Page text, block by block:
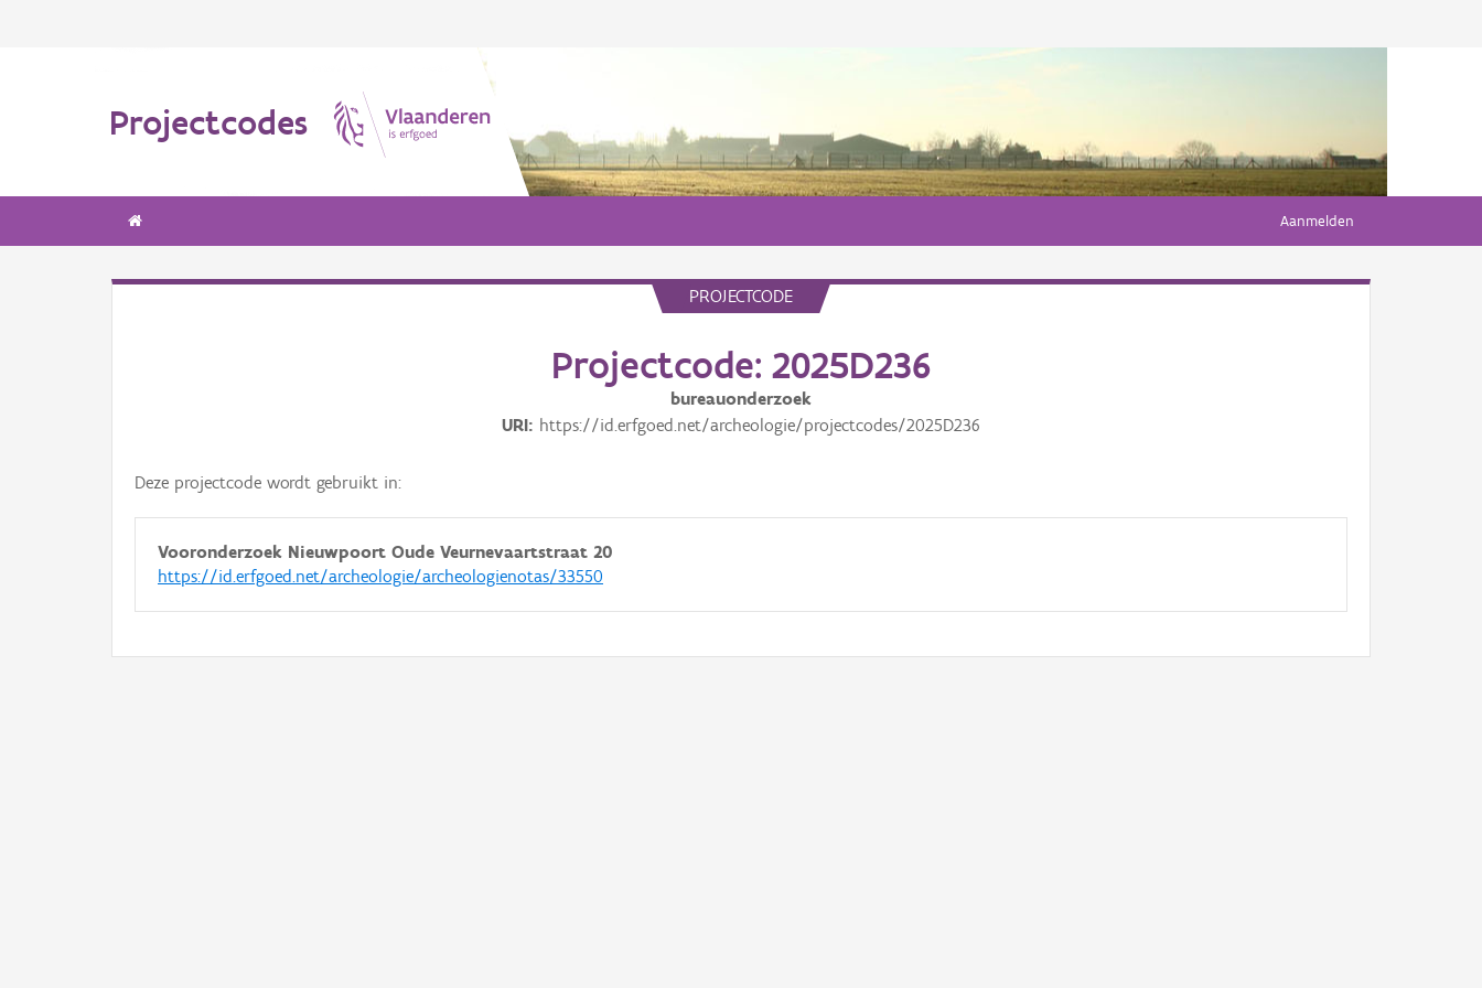
Projectcodes
Aanmelden
PROJECTCODE
Projectcode: 2025D236
bureauonderzoek
URI https://id.erfgoed.net/archeologie/projectcodes/2025D236
Deze projectcode wordt gebruikt in:
Vooronderzoek Nieuwpoort Oude Veurnevaartstraat 20
https://id.erfgoed.net/archeologie/archeologienotas/33550